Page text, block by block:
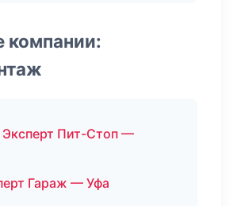
компании:
Эксперт Пит-Стоп —
Гараж — Уфа